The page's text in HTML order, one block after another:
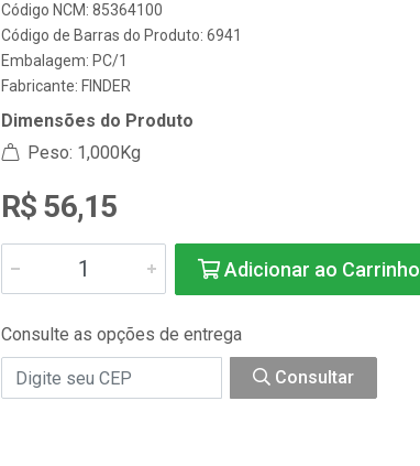
Código NCM: 85364100
Código de Barras do Produto: 6941
Embalagem: PC/1
Fabricante: FINDER
Dimensões do Produto
Peso: 1,000Kg
R$ 56,15
Adicionar ao Carrinho
Consulte as opções de entrega
Consultar